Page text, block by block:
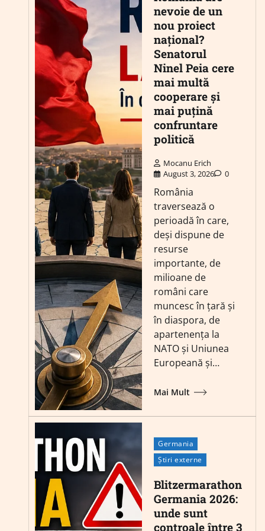
nevoie de un
nou proiect
național?
Senatorul
Ninel Peia cere
mai multă
cooperare și
mai puțină
confruntare
politică
Mocanu Erich
August 3, 2026
0
România
traversează o
perioadă în care,
deși dispune de
resurse
importante, de
milioane de
români care
muncesc în țară și
în diaspora, de
apartenența la
NATO și Uniunea
Europeană și…
Mai Mult
Germania
Știri externe
Blitzermarathon
Germania 2026:
unde sunt
controale între 3